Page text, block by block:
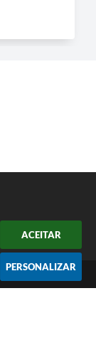
ACEITAR
PERSONALIZAR